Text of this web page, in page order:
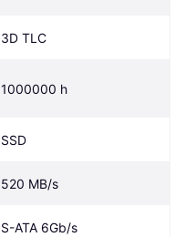
3D TLC
1000000 h
SSD
520 MB/s
S-ATA 6Gb/s